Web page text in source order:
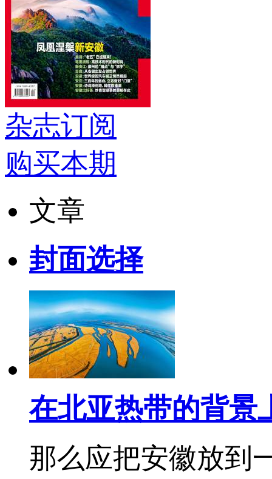
杂志订阅
购买本期
文章
封面选择
在北亚热带的背景
那么应把安徽放到